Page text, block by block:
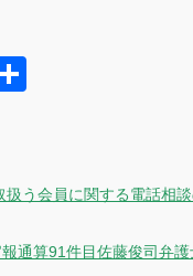
Line
扱う会員に関する電話相
通算91件目佐藤俊司弁護